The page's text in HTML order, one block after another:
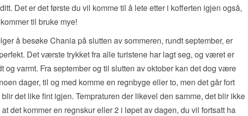
Det er det første du vil komme til å lete etter i kofferten igjen også,
til bruke mye!
å besøke Chania på slutten av sommeren, rundt september, er
Det værste trykket fra alle turistene har lagt seg, og været er
og varmt. Fra september og til slutten av oktober kan det dog være
dager, til og med komme en regnbyge eller to, men det går fort
det like fint igjen. Tempraturen der likevel den samme, det blir ikke
det kommer en regnskur eller 2 i løpet av dagen, du vil fortsatt ha